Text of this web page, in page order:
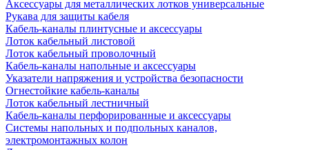
Аксессуары для металлических лотков универсальные
Рукава для защиты кабеля
Кабель-каналы плинтусные и аксессуары
Лоток кабельный листовой
Лоток кабельный проволочный
Кабель-каналы напольные и аксессуары
Указатели напряжения и устройства безопасности
Огнестойкие кабель-каналы
Лоток кабельный лестничный
Кабель-каналы перфорированные и аксессуары
Системы напольных и подпольных каналов,
электромонтажных колон